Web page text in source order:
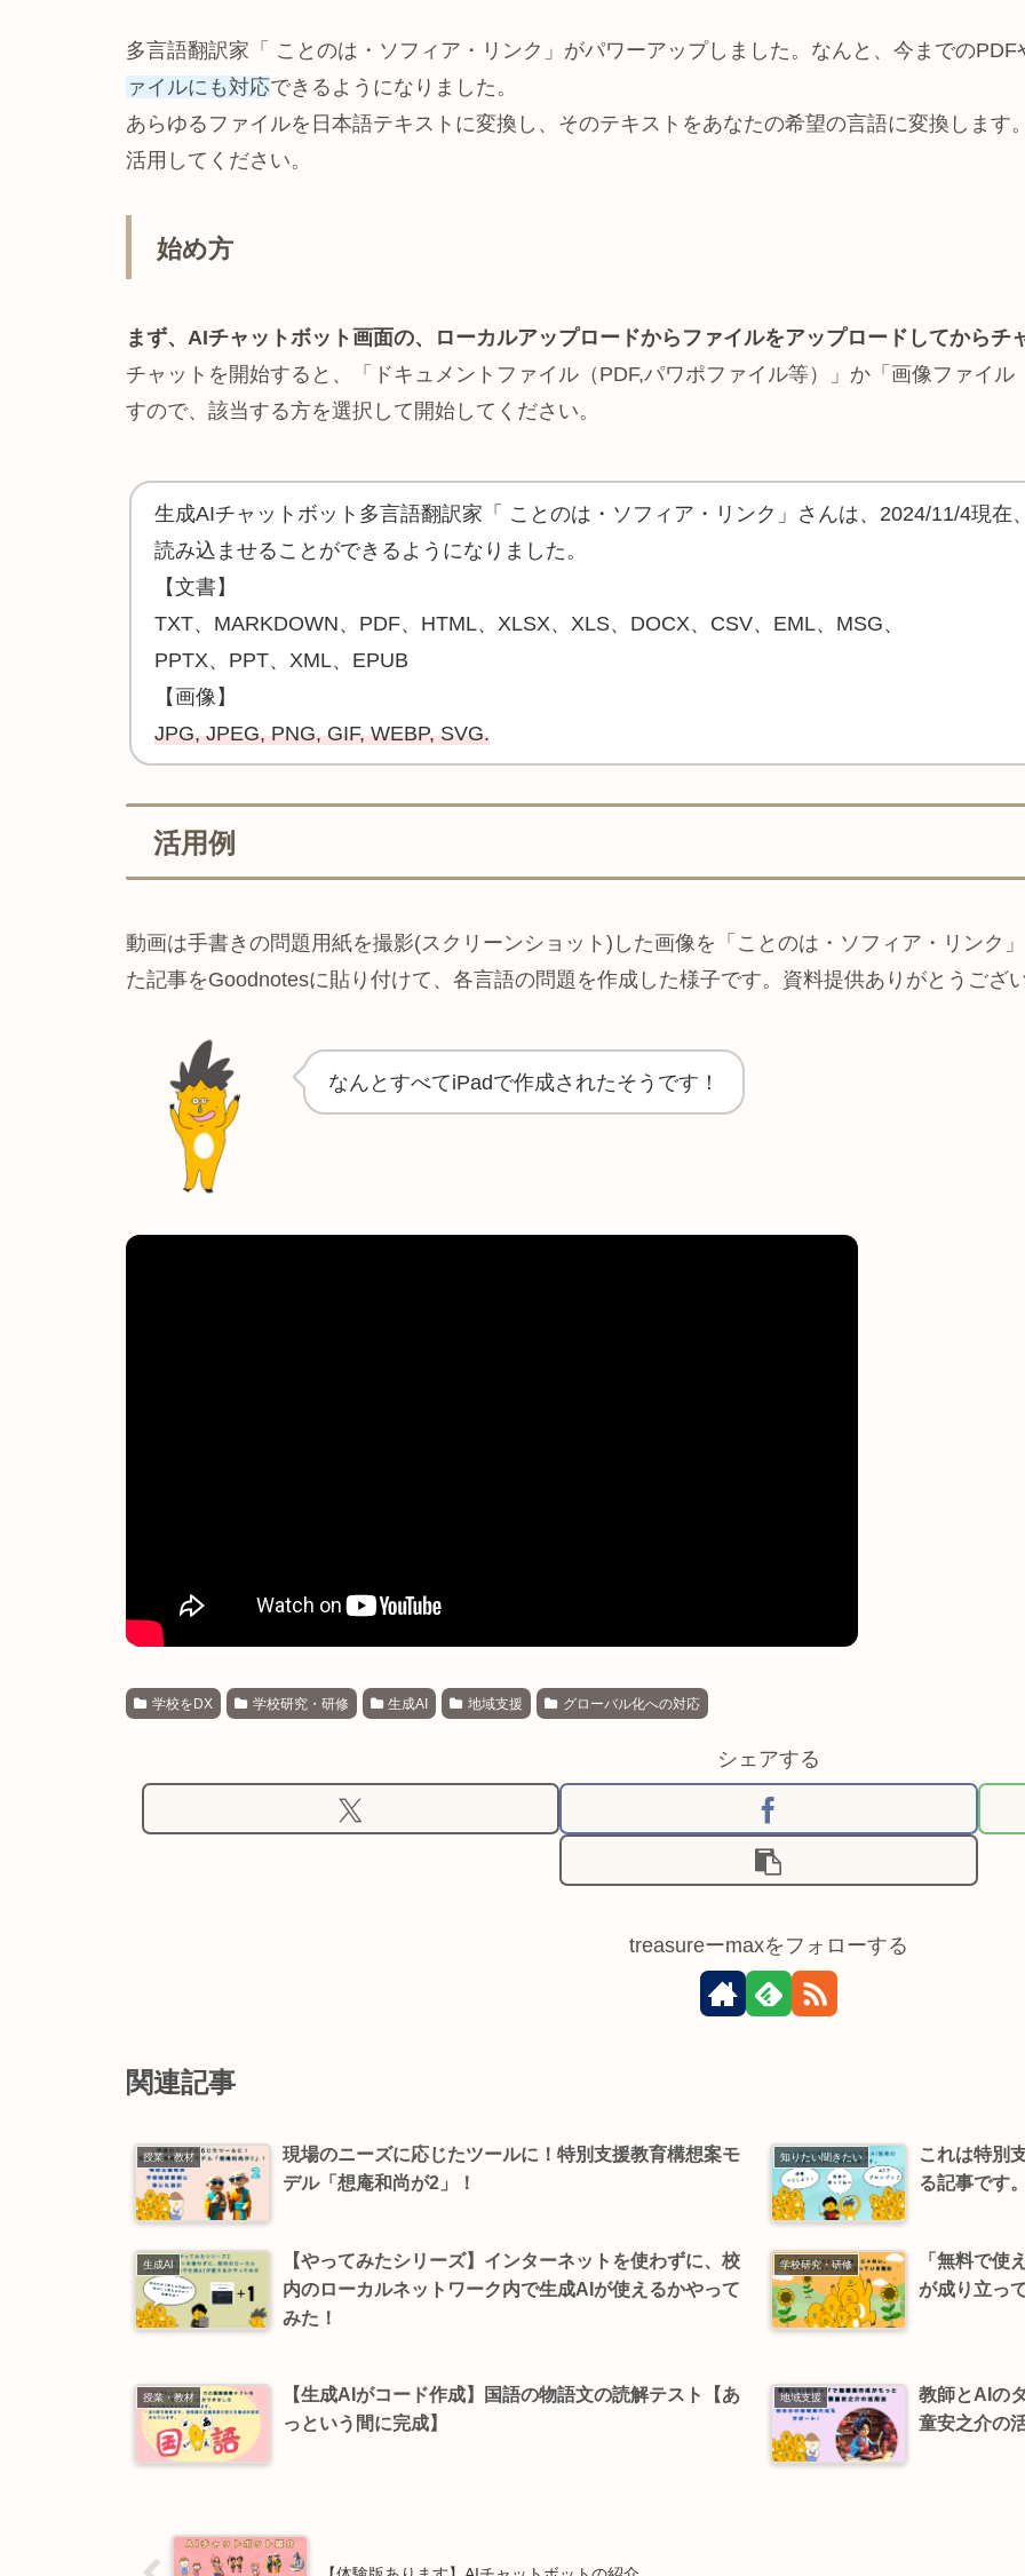
多言語翻訳家「 ことのは・ソフィア・リンク」がパワーアップしました。なんと、今までの
ァイルにも対応できるようになりました。
あらゆるファイルを日本語テキストに変換し、そのテキストをあなたの希望の言語に変換します
活用してください。
始め方
まず、AIチャットボット画面の、ローカルアップロードからファイルをアップロードしてからチ
チャットを開始すると、「ドキュメントファイル（PDF,パワポファイル等）」か「画像ファイ
すので、該当する方を選択して開始してください。
生成AIチャットボット多言語翻訳家「 ことのは・ソフィア・リンク」さんは、2024/11/4現在
読み込ませることができるようになりました。
【文書】
TXT、MARKDOWN、PDF、HTML、XLSX、XLS、DOCX、CSV、EML、MSG、
PPTX、PPT、XML、EPUB
【画像】
JPG, JPEG, PNG, GIF, WEBP, SVG.
活用例
動画は手書きの問題用紙を撮影(スクリーンショット)した画像を「ことのは・ソフィア・リンク
た記事をGoodnotesに貼り付けて、各言語の問題を作成した様子です。資料提供ありがとうござ
なんとすべてiPadで作成されたそうです！
学校をDX 学校研究・研修 生成AI 地域支援 グローバル化への対応
シェアする
treasureーmaxをフォローする
関連記事
授業・教材
現場のニーズに応じたツールに！特別支援教育構想案モ
デル「想庵和尚が2」！
知りたい聞きたい
これは特別
る記事です
生成AI
【やってみたシリーズ】インターネットを使わずに、校
内のローカルネットワーク内で生成AIが使えるかやって
みた！
学校研究・研修
「無料で使
が成り立っ
授業・教材
【生成AIがコード作成】国語の物語文の読解テスト【あ
っという間に完成】
地域支援
教師とAIの
童安之介の